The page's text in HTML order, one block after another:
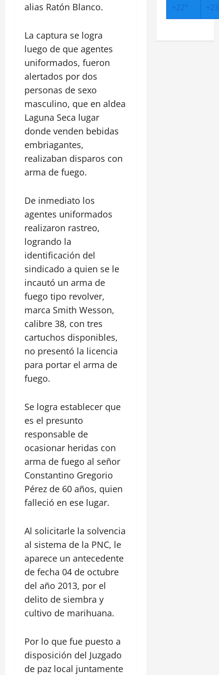
alias Ratón Blanco.
La captura se logra
luego de que agentes
uniformados, fueron
alertados por dos
personas de sexo
masculino, que en aldea
Laguna Seca lugar
donde venden bebidas
embriagantes,
realizaban disparos con
arma de fuego.
De inmediato los
agentes uniformados
realizaron rastreo,
logrando la
identificación del
sindicado a quien se le
incautó un arma de
fuego tipo revolver,
marca Smith Wesson,
calibre 38, con tres
cartuchos disponibles,
no presentó la licencia
para portar el arma de
fuego.
Se logra establecer que
es el presunto
responsable de
ocasionar heridas con
arma de fuego al señor
Constantino Gregorio
Pérez de 60 años, quien
falleció en ese lugar.
Al solicitarle la solvencia
al sistema de la PNC, le
aparece un antecedente
de fecha 04 de octubre
del año 2013, por el
delito de siembra y
cultivo de marihuana.
Por lo que fue puesto a
disposición del Juzgado
de paz local juntamente
+22° +